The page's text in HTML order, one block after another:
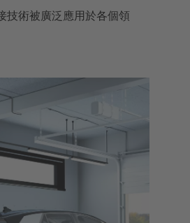
技術被廣泛應用於各個領